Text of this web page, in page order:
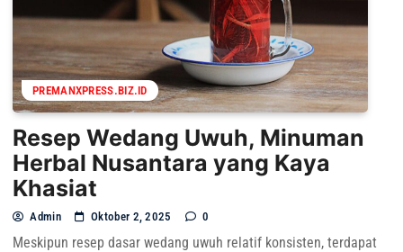
PREMANXPRESS.BIZ.ID
Resep Wedang Uwuh, Minuman
Herbal Nusantara yang Kaya
Khasiat
Admin Oktober 2, 2025 0
Meskipun resep dasar wedang uwuh relatif konsisten, terdapat